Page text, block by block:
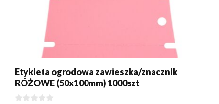
Etykieta ogrodowa zawieszka/znacznik
RÓŻOWE (50x100mm) 1000szt